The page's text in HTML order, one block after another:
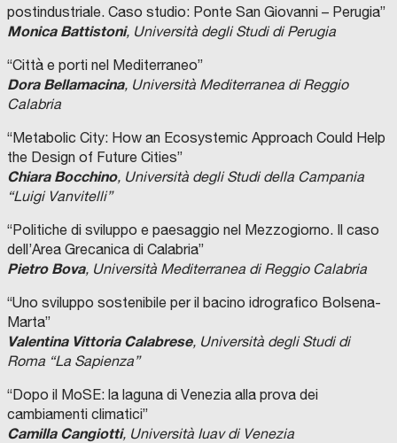
postindustriale. Caso studio: Ponte San Giovanni – Perugia”
Monica Battistoni, Università degli Studi di Perugia
“Città e porti nel Mediterraneo”
Dora Bellamacina, Università Mediterranea di Reggio
Calabria
“Metabolic City: How an Ecosystemic Approach Could Help
the Design of Future Cities”
Chiara Bocchino, Università degli Studi della Campania
“Luigi Vanvitelli”
“Politiche di sviluppo e paesaggio nel Mezzogiorno. Il caso
dell’Area Grecanica di Calabria”
Pietro Bova, Università Mediterranea di Reggio Calabria
“Uno sviluppo sostenibile per il bacino idrografico Bolsena-
Marta”
Valentina Vittoria Calabrese, Università degli Studi di
Roma “La Sapienza”
“Dopo il MoSE: la laguna di Venezia alla prova dei
cambiamenti climatici”
Camilla Cangiotti, Università Iuav di Venezia